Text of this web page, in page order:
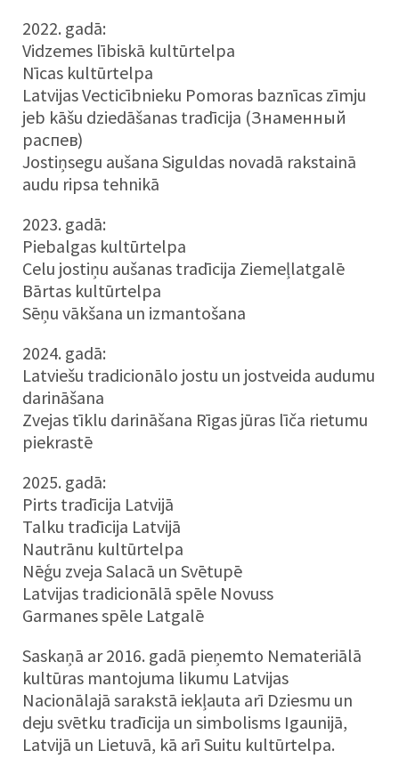
2022. gadā:
Vidzemes lībiskā kultūrtelpa
Nīcas kultūrtelpa
Latvijas Vecticībnieku Pomoras baznīcas zīmju
jeb kāšu dziedāšanas tradīcija (Знаменный
распев)
Jostiņsegu aušana Siguldas novadā rakstainā
audu ripsa tehnikā
2023. gadā:
Piebalgas kultūrtelpa
Celu jostiņu aušanas tradīcija Ziemeļlatgalē
Bārtas kultūrtelpa
Sēņu vākšana un izmantošana
2024. gadā:
Latviešu tradicionālo jostu un jostveida audumu
darināšana
Zvejas tīklu darināšana Rīgas jūras līča rietumu
piekrastē
2025. gadā:
Pirts tradīcija Latvijā
Talku tradīcija Latvijā
Nautrānu kultūrtelpa
Nēģu zveja Salacā un Svētupē
Latvijas tradicionālā spēle Novuss
Garmanes spēle Latgalē
Saskaņā ar 2016. gadā pieņemto Nemateriālā
kultūras mantojuma likumu Latvijas
Nacionālajā sarakstā iekļauta arī Dziesmu un
deju svētku tradīcija un simbolisms Igaunijā,
Latvijā un Lietuvā, kā arī Suitu kultūrtelpa.